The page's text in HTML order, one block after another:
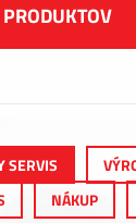
SERVIS
NÁKUP